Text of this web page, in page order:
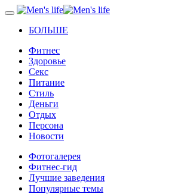
БОЛЬШЕ
Фитнес
Здоровье
Секс
Питание
Стиль
Деньги
Отдых
Персона
Новости
Фотогалерея
Фитнес-гид
Лучшие заведения
Популярные темы